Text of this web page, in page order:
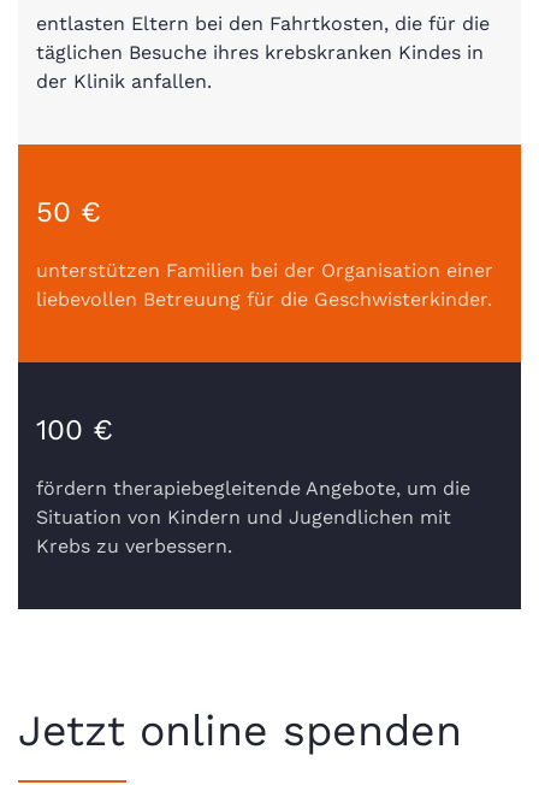
entlasten Eltern bei den Fahrtkosten, die für die
täglichen Besuche ihres krebskranken Kindes in
der Klinik anfallen.
50 €
unterstützen Familien bei der Organisation einer
liebevollen Betreuung für die Geschwisterkinder.
100 €
fördern therapiebegleitende Angebote, um die
Situation von Kindern und Jugendlichen mit
Krebs zu verbessern.
Jetzt online spenden